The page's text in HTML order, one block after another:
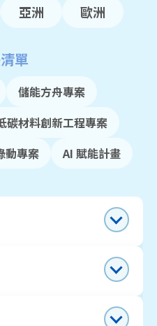
亞洲 歐洲
單
儲能方舟專案
碳材料創新工程專案
動專案 AI 賦能計畫